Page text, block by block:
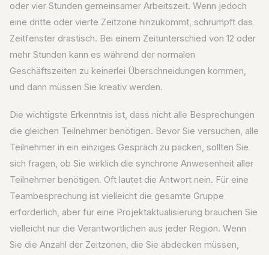
oder vier Stunden gemeinsamer Arbeitszeit. Wenn jedoch
eine dritte oder vierte Zeitzone hinzukommt, schrumpft das
Zeitfenster drastisch. Bei einem Zeitunterschied von 12 oder
mehr Stunden kann es während der normalen
Geschäftszeiten zu keinerlei Überschneidungen kommen,
und dann müssen Sie kreativ werden.
Die wichtigste Erkenntnis ist, dass nicht alle Besprechungen
die gleichen Teilnehmer benötigen. Bevor Sie versuchen, alle
Teilnehmer in ein einziges Gespräch zu packen, sollten Sie
sich fragen, ob Sie wirklich die synchrone Anwesenheit aller
Teilnehmer benötigen. Oft lautet die Antwort nein. Für eine
Teambesprechung ist vielleicht die gesamte Gruppe
erforderlich, aber für eine Projektaktualisierung brauchen Sie
vielleicht nur die Verantwortlichen aus jeder Region. Wenn
Sie die Anzahl der Zeitzonen, die Sie abdecken müssen,